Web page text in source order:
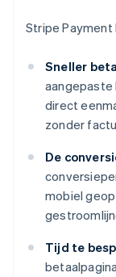
Stripe Payment
Sneller
direct
zonder
De
mobiel
Tijd te